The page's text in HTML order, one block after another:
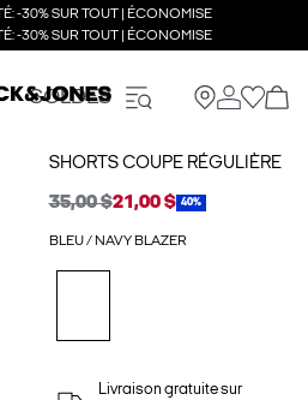
-30% SUR TOUT | ÉCONOMISE
-30% SUR TOUT | ÉCONOMISE
SOLDES
SHORTS COUPE RÉGULIÈRE
35,00 $21,00 $ 40%
BLEU / NAVY BLAZER
Livraison gratuite sur